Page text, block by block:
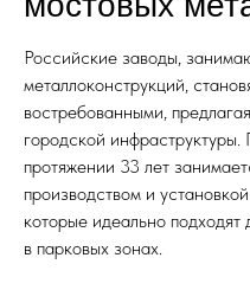
Российские заводы,
металлоконструкций,
востребованными,
городской
протяжении 33 лет
производством и
которые идеально подходят
в парковых зонах.